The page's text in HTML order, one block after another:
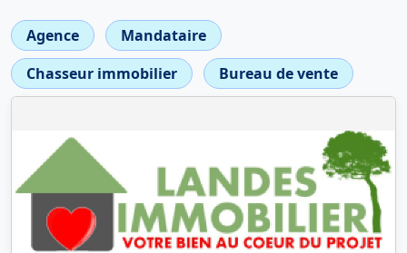
Agence
Mandataire
Chasseur immobilier
Bureau de vente